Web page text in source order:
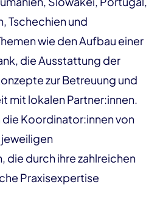
Tschechien und
wie den Aufbau einer
die Ausstattung der
zur Betreuung und
mit lokalen Partner:innen.
Koordinator:innen von
die durch ihre zahlreichen
Praxisexpertise